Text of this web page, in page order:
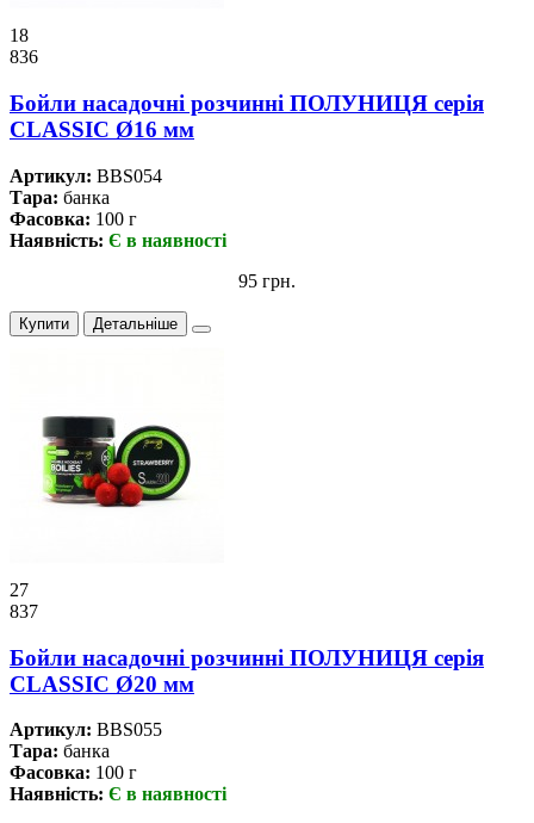
18
836
Бойли насадочні розчинні ПОЛУНИЦЯ серія
CLASSIC Ø16 мм
Артикул: BBS054
Тара: банка
Фасовка: 100 г
Наявність: Є в наявності
95 грн.
Купити Детальніше
27
837
Бойли насадочні розчинні ПОЛУНИЦЯ серія
CLASSIC Ø20 мм
Артикул: BBS055
Тара: банка
Фасовка: 100 г
Наявність: Є в наявності